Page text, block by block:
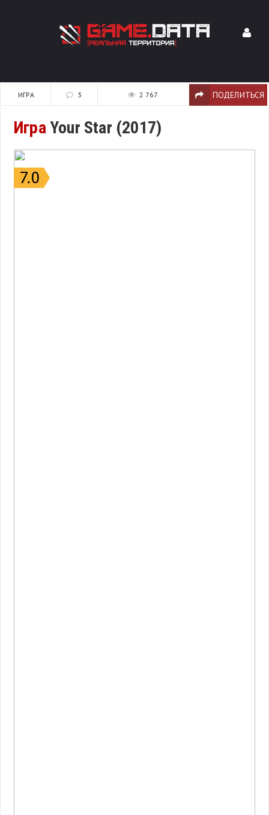
ИГРА 3 2 767 ПОДЕЛИТЬСЯ
ИграYour Star (2017)